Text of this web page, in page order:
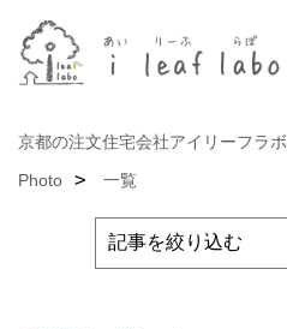
京都の注文住宅会社アイリーフラボ
Photo
一覧